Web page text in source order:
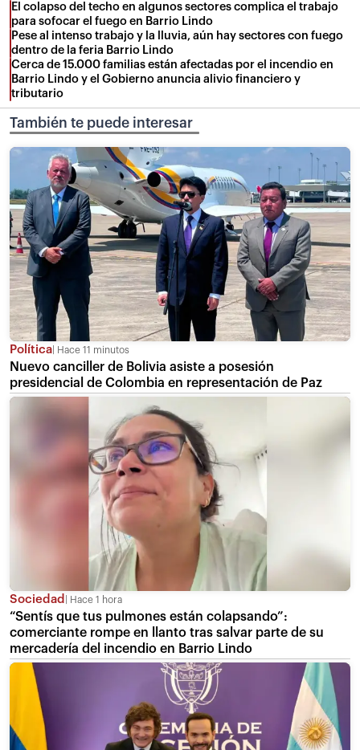
El colapso del techo en algunos sectores complica el trabajo
para sofocar el fuego en Barrio Lindo
Pese al intenso trabajo y la lluvia, aún hay sectores con fuego
dentro de la feria Barrio Lindo
Cerca de 15.000 familias están afectadas por el incendio en
Barrio Lindo y el Gobierno anuncia alivio financiero y
tributario
También te puede interesar
Política Hace 11 minutos
Nuevo canciller de Bolivia asiste a posesión
presidencial de Colombia en representación de Paz
Sociedad Hace 1 hora
“Sentís que tus pulmones están colapsando”:
comerciante rompe en llanto tras salvar parte de su
mercadería del incendio en Barrio Lindo